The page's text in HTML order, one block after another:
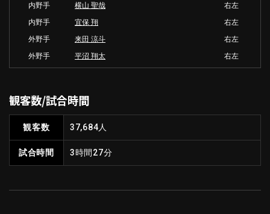
内野手
横山 聖哉
右左
内野手
宜保 翔
右左
外野手
来田 涼斗
右左
外野手
平沼 翔太 右左
観客数/試合時間
観客数 37,684人
試合時間 3時間27分